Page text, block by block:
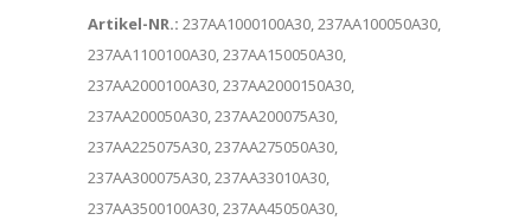
Artikel-NR.: 237AA1000100A30, 237AA100050A30,
237AA1100100A30, 237AA150050A30,
237AA2000100A30, 237AA2000150A30,
237AA200050A30, 237AA200075A30,
237AA225075A30, 237AA275050A30,
237AA300075A30, 237AA33010A30,
237AA3500100A30, 237AA45050A30,